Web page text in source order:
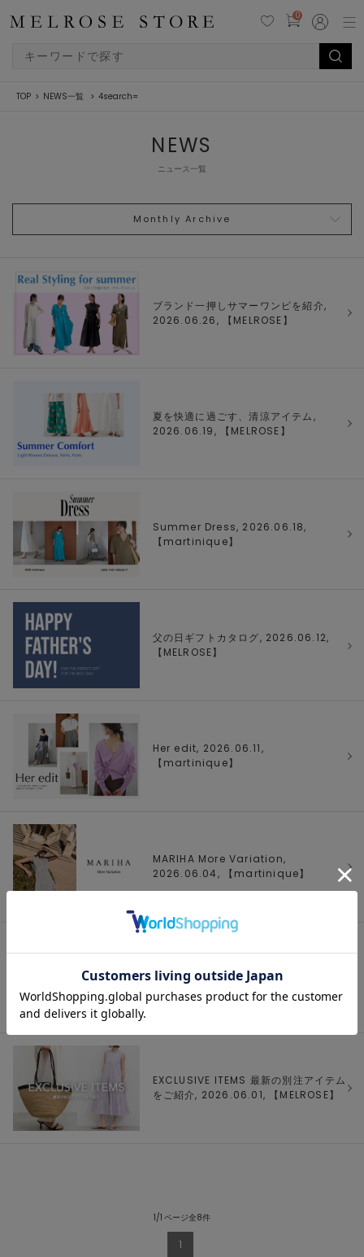
0
TOP NEWS一覧 4search=
NEWS
ニュース一覧
Monthly Archive
ブランド一押しサマーワンピを紹介,
2026.06.26, 【 MELROSE 】
夏を快適に過ごす、清涼アイテム,
2026.06.19, 【 MELROSE 】
Summer Dress, 2026.06.18,
【 martinique】
父の日ギフトカタログ, 2026.06.12,
【 MELROSE】
Her edit, 2026.06.11,
【 martinique】
MARIHA More Variation,
2026.06.04, 【 martinique】
2026 MID SUMMER, 2026.06.01,
【martinique】
EXCLUSIVE ITEMS 最新の別注アイテム
をご紹介, 2026.06.01, 【 MELROSE】
1/1 ページ全8件
1